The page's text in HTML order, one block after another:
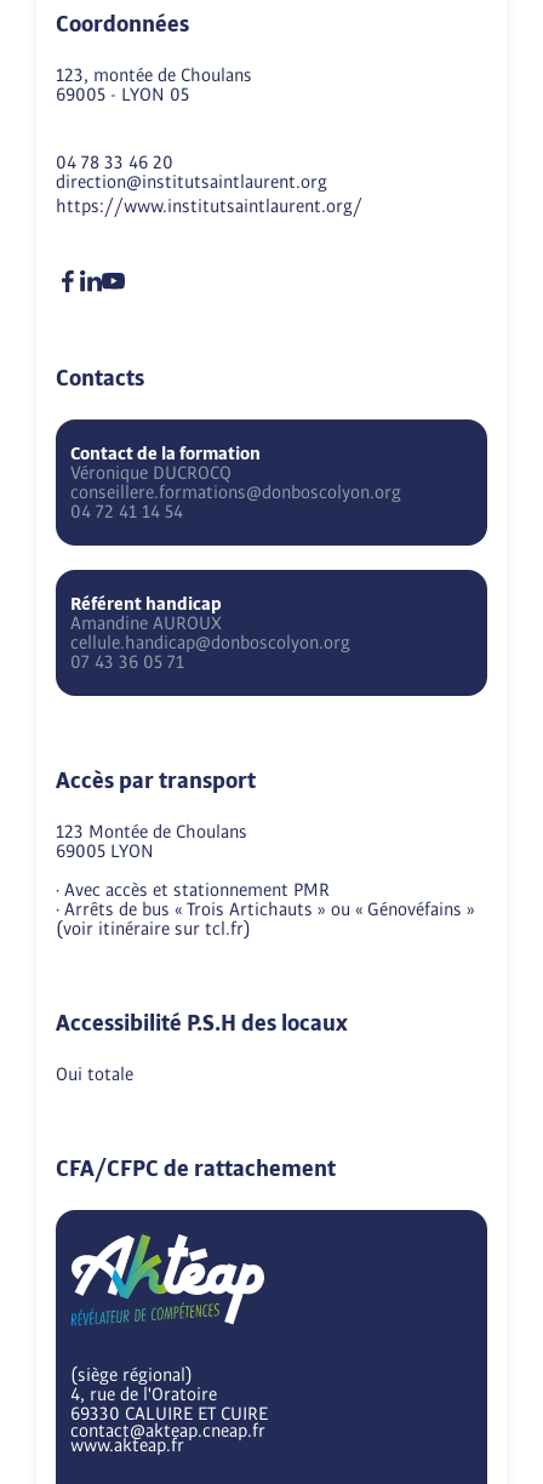
Coordonnées
123, montée de Choulans
69005 - LYON 05
04 78 33 46 20
direction@institutsaintlaurent.org
https://www.institutsaintlaurent.org/
Contacts
Contact de la formation
Véronique DUCROCQ
conseillere.formations@donboscolyon.org
04 72 41 14 54
Référent handicap
Amandine AUROUX
cellule.handicap@donboscolyon.org
07 43 36 05 71
Accès par transport
123 Montée de Choulans
69005 LYON
· Avec accès et stationnement PMR
· Arrêts de bus « Trois Artichauts » ou « Génovéfains »
(voir itinéraire sur tcl.fr)
Accessibilité P.S.H des locaux
Oui totale
CFA/CFPC de rattachement
(siège régional)
4, rue de l'Oratoire
69330 CALUIRE ET CUIRE
contact@akteap.cneap.fr
www.akteap.fr